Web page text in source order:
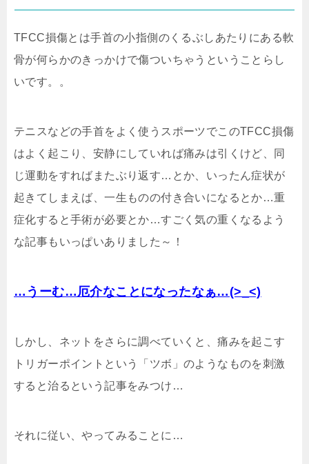
TFCC損傷とは手首の小指側のくるぶしあたりにある軟
骨が何らかのきっかけで傷ついちゃうということらし
いです。。
テニスなどの手首をよく使うスポーツでこのTFCC損傷
はよく起こり、安静にしていれば痛みは引くけど、同
じ運動をすればまたぶり返す…とか、いったん症状が
起きてしまえば、一生ものの付き合いになるとか…重
症化すると手術が必要とか…すごく気の重くなるよう
な記事もいっぱいありました～！
…うーむ…厄介なことになったなぁ…(>_<)
しかし、ネットをさらに調べていくと、痛みを起こす
トリガーポイントという「ツボ」のようなものを刺激
すると治るという記事をみつけ…
それに従い、やってみることに…